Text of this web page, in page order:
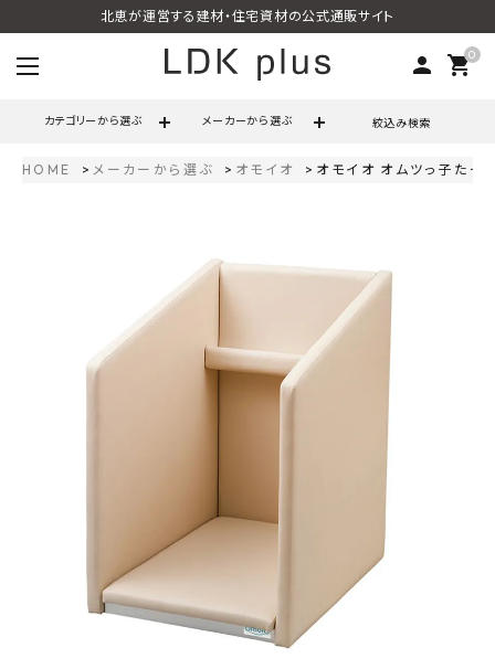
北恵が運営する建材・住宅資材の公式通販サイト
person 0
shopping_cart
カテゴリーから選ぶ メーカーから選ぶ 絞込み検索
営業時間 - 10:00～17:00（定休日 - 土日祝）
ACCOUNT MENU
HOME メーカーから選ぶ オモイオ オモイオ オムツっ子た